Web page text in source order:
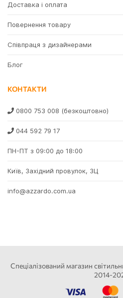
Доставка і оплата
Повернення товару
Співпраця з дизайнерами
Блог
КОНТАКТИ
0800 753 008 (безкоштовно)
044 592 79 17
ПН-ПТ з 09:00 до 18:00
Київ, Західний провулок, 3Ц
info@azzardo.com.ua
Спеціалізований магазин
2014-